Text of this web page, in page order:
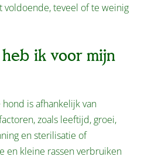
teveel of te weinig
ik voor mijn
is afhankelijk van
zoals leeftijd, groei,
en sterilisatie of
en kleine rassen verbruiken